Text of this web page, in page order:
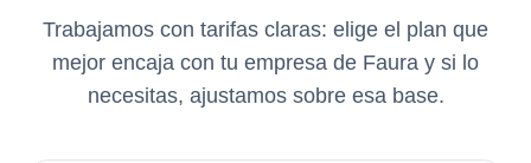
Trabajamos con tarifas claras: elige el plan que
mejor encaja con tu empresa de Faura y si lo
necesitas, ajustamos sobre esa base.